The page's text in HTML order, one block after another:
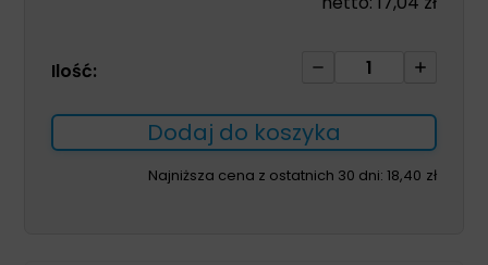
Ilość:
ilość
10cm*
10cm
żelujący
Dodaj do koszyka
Najniższa cena z ostatnich 30 dni: 18,40 zł